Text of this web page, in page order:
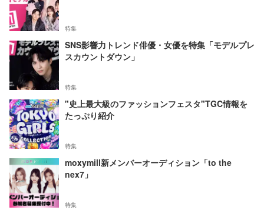
特集
SNS影響力トレンド俳優・女優を特集「モデルプレ
スカウントダウン」
特集
"史上最大級のファッションフェスタ"TGC情報を
たっぷり紹介
特集
moxymill新メンバーオーディション「to the
nex7」
特集